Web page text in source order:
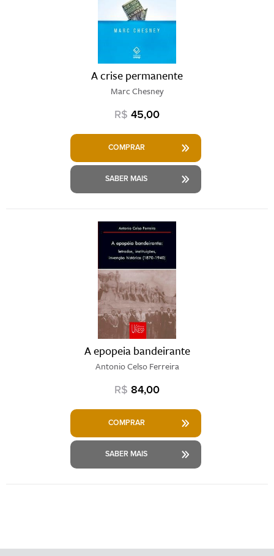
A crise permanente
Marc Chesney
R$ 45,00
COMPRAR
SABER MAIS
A epopeia bandeirante
Antonio Celso Ferreira
R$ 84,00
COMPRAR
SABER MAIS